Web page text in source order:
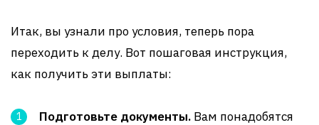
Итак, вы узнали про условия, теперь пора
переходить к делу. Вот пошаговая инструкция,
как получить эти выплаты:
Подготовьте документы. Вам понадобятся